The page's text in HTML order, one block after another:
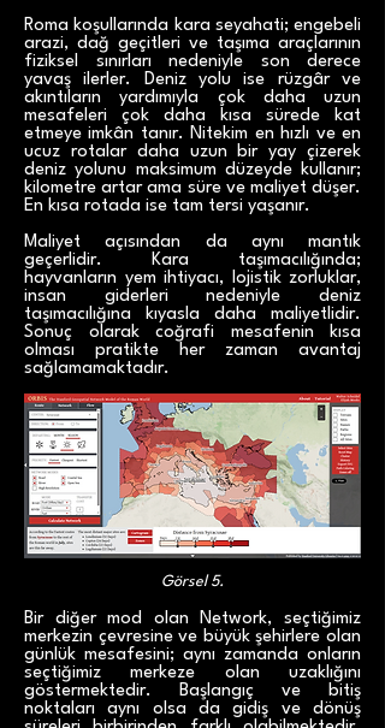
Roma koşullarında kara seyahati; engebeli
arazi, dağ geçitleri ve taşıma araçlarının
fiziksel sınırları nedeniyle son derece
yavaş ilerler. Deniz yolu ise rüzgâr ve
akıntıların yardımıyla çok daha uzun
mesafeleri çok daha kısa sürede kat
etmeye imkân tanır. Nitekim en hızlı ve en
ucuz rotalar daha uzun bir yay çizerek
deniz yolunu maksimum düzeyde kullanır;
kilometre artar ama süre ve maliyet düşer.
En kısa rotada ise tam tersi yaşanır.
Maliyet açısından da aynı mantık
geçerlidir. Kara taşımacılığında;
hayvanların yem ihtiyacı, lojistik zorluklar,
insan giderleri nedeniyle deniz
taşımacılığına kıyasla daha maliyetlidir.
Sonuç olarak coğrafi mesafenin kısa
olması pratikte her zaman avantaj
sağlamamaktadır.
Görsel 5.
Bir diğer mod olan Network, seçtiğimiz
merkezin çevresine ve büyük şehirlere olan
günlük mesafesini; aynı zamanda onların
seçtiğimiz merkeze olan uzaklığını
göstermektedir. Başlangıç ve bitiş
noktaları aynı olsa da gidiş ve dönüş